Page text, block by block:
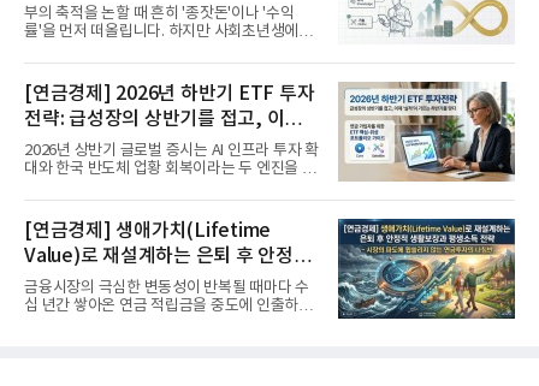
부의 축적을 논할 때 흔히 '종잣돈'이나 '수익
률'을 먼저 떠올립니다. 하지만 사회초년생에게
[연금경제] 2026년 하반기 ETF 투자
전략: 급성장의 상반기를 접고, 이제
'실적'이 가르는 하반기를 맞다
2026년 상반기 글로벌 증시는 AI 인프라 투자 확
대와 한국 반도체 업황 회복이라는 두 엔진을 달
[연금경제] 생애가치(Lifetime
Value)로 재설계하는 은퇴 후 안정적
생활보장과 평생소득 전략
금융시장의 극심한 변동성이 반복될 때마다 수
십 년간 쌓아온 연금 적립금을 중도에 인출하거